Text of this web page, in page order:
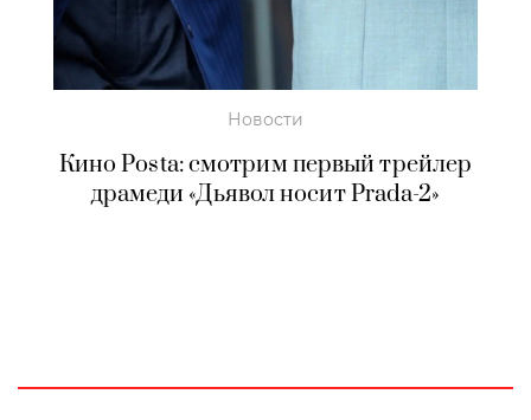
Новости
Кино Posta: смотрим первый трейлер
драмеди «Дьявол носит Prada-2»